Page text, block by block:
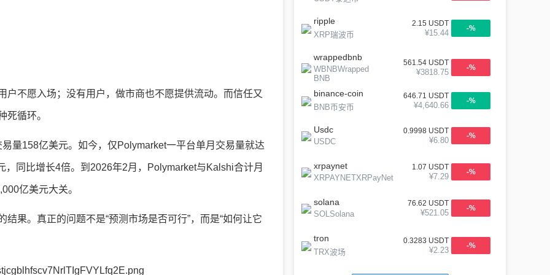
不愿入场；没有用户，做市商也不愿提供流动。而信任又
死循环。
量158亿美元。如今，仅Polymarket一平台单月交易量就达
同比增长4倍。到2026年2月，Polymarket与Kalshi合计月
亿美元大关。
果。真正的问题不是“预测市场是否可行”，而是“如何让它
ripple
XRP瑞波币
2.15 USDT
¥15.44 -%
wrappedbnb
WBNBWrapped
BNB
561.54 USDT
¥3818.75 -%
binance-coin
BNB币安币
646.71 USDT
¥4,640.66 -%
Usdc
USDC
0.9998 USDT
¥6.80 -%
xrpaynet
XRPAYNETXRPayNet
1.07 USDT
¥7.29 -%
solana
SOLSolana
76.62 USDT
¥521.05 -%
tron
TRX波场
0.3283 USDT
¥2.23 -%